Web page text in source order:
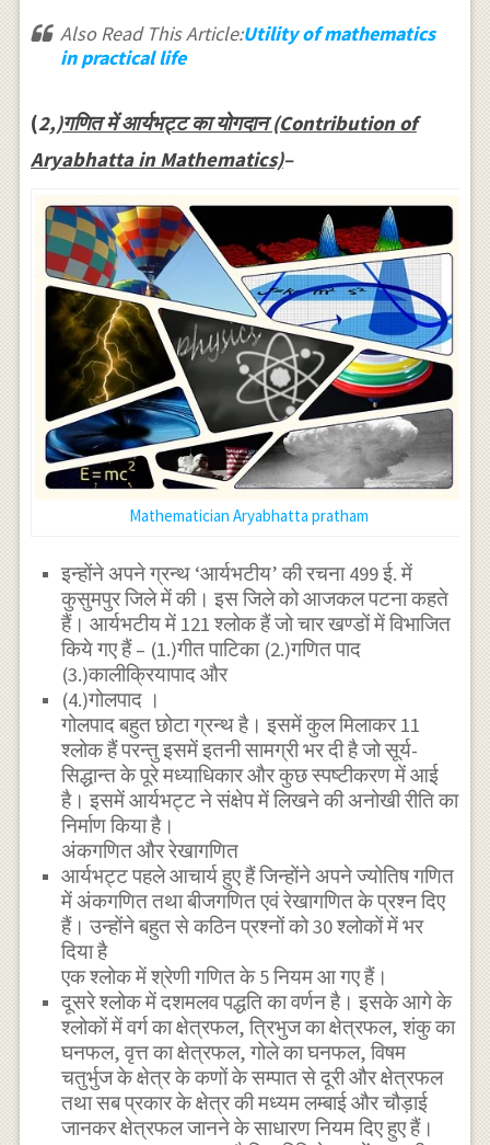
Also Read This Article:Utility of mathematics
in practical life
(2,)गणित में आर्यभट्ट का योगदान (Contribution of
Aryabhatta in Mathematics)–
Mathematician Aryabhatta pratham
इन्होंने अपने ग्रन्थ ‘आर्यभटीय’ की रचना 499 ई. में
कुसुमपुर जिले में की। इस जिले को आजकल पटना कहते
हैं। आर्यभटीय में 121 श्लोक हैं जो चार खण्डों में विभाजित
किये गए हैं – (1.)गीत पाटिका (2.)गणित पाद
(3.)कालीक्रियापाद और
(4.)गोलपाद ।
गोलपाद बहुत छोटा ग्रन्थ है। इसमें कुल मिलाकर 11
श्लोक हैं परन्तु इसमें इतनी सामग्री भर दी है जो सूर्य-
सिद्धान्त के पूरे मध्याधिकार और कुछ स्पष्टीकरण में आई
है। इसमें आर्यभट्ट ने संक्षेप में लिखने की अनोखी रीति का
निर्माण किया है।
अंकगणित और रेखागणित
आर्यभट्ट पहले आचार्य हुए हैं जिन्होंने अपने ज्योतिष गणित
में अंकगणित तथा बीजगणित एवं रेखागणित के प्रश्न दिए
हैं। उन्होंने बहुत से कठिन प्रश्नों को 30 श्लोकों में भर
दिया है
एक श्लोक में श्रेणी गणित के 5 नियम आ गए हैं।
दूसरे श्लोक में दशमलव पद्धति का वर्णन है। इसके आगे के
श्लोकों में वर्ग का क्षेत्रफल, त्रिभुज का क्षेत्रफल, शंकु का
घनफल, वृत्त का क्षेत्रफल, गोले का घनफल, विषम
चतुर्भुज के क्षेत्र के कणों के सम्पात से दूरी और क्षेत्रफल
तथा सब प्रकार के क्षेत्र की मध्यम लम्बाई और चौड़ाई
जानकर क्षेत्रफल जानने के साधारण नियम दिए हुए हैं।